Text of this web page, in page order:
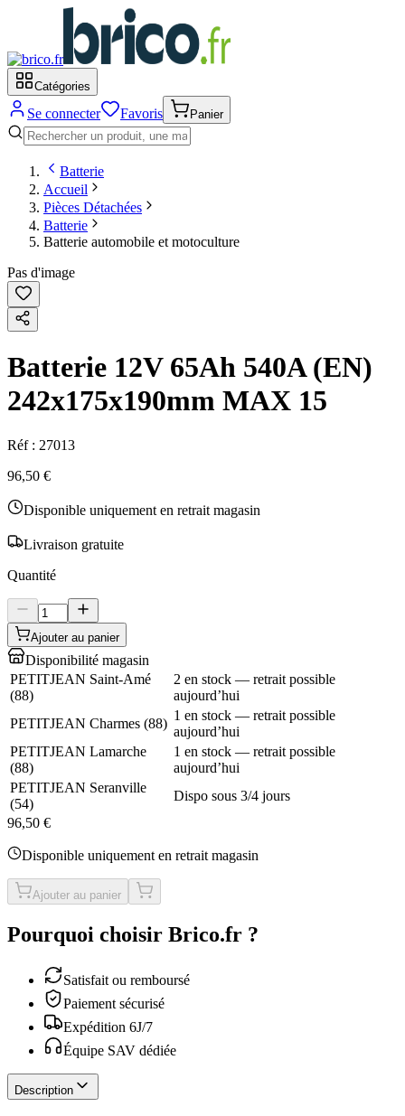
Catégories
Se connecter Favoris Panier
Batterie
Accueil
Pièces Détachées
Batterie
Batterie automobile et motoculture
Pas d'image
Batterie 12V 65Ah 540A (EN)
242x175x190mm MAX 15
Réf : 27013
96,50 €
Disponible uniquement en retrait magasin
Livraison gratuite
Quantité
Ajouter au panier
Disponibilité magasin
PETITJEAN Saint-Amé
(88)
2 en stock — retrait possible
aujourd’hui
PETITJEAN Charmes (88)
1 en stock — retrait possible
aujourd’hui
PETITJEAN Lamarche
(88)
1 en stock — retrait possible
aujourd’hui
PETITJEAN Seranville
(54)
Dispo sous 3/4 jours
96,50 €
Disponible uniquement en retrait magasin
Ajouter au panier
Pourquoi choisir Brico.fr ?
Satisfait ou remboursé
Paiement sécurisé
Expédition 6J/7
Équipe SAV dédiée
Description